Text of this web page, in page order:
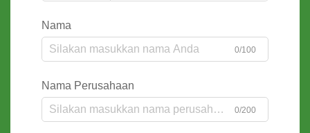
Nama
0/100
Nama Perusahaan
0/200